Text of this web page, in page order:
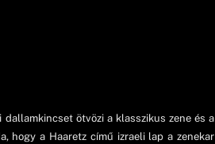
ötvözi a klasszikus zene és a
hogy a Haaretz című izraeli lap a zenekar